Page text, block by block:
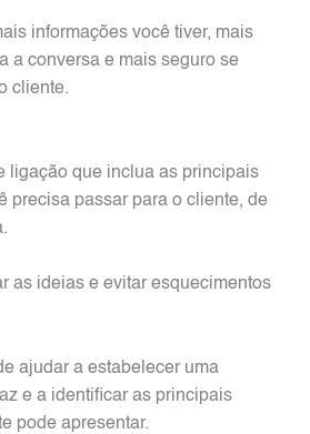
informações você tiver, mais
a conversa e mais seguro se
cliente.
ligação que inclua as principais
precisa passar para o cliente, de
as ideias e evitar esquecimentos
ajudar a estabelecer uma
e a identificar as principais
pode apresentar.